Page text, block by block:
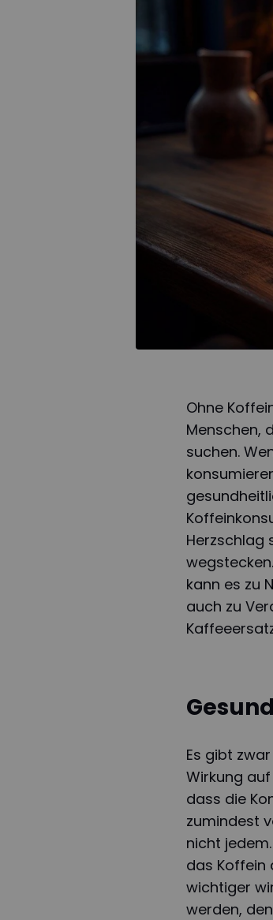
Ohne
Menschen,
suchen.
Herzschlag
kann es zu
auch zu
Es gibt
Wirkung
dass die
zumindest
nicht
das Koffein
wichtiger
werden,